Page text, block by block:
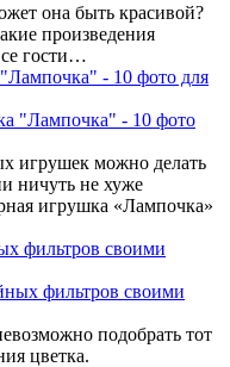
она быть красивой?
произведения
гости…
- 10 фото для
игрушек можно делать
ничуть не хуже
игрушка «Лампочка»
фильтров своими
подобрать тот
цветка.